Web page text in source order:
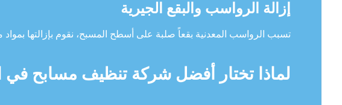
إزالة الرواسب والبقع الجيرية
تسبب الرواسب المعدنية بقعاً صلبة على أسطح المسبح، نقوم بإزالتها
لماذا تختار أفضل شركة تنظيف مسابح في